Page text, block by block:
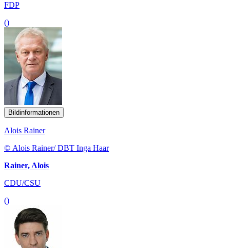
FDP
()
Bildinformationen
Alois Rainer
© Alois Rainer/ DBT Inga Haar
Rainer, Alois
CDU/CSU
()